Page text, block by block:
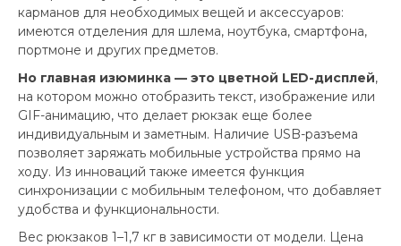
карманов для необходимых вещей и аксессуаров:
имеются отделения для шлема, ноутбука, смартфона,
портмоне и других предметов.
Но главная изюминка — это цветной LED-дисплей,
на котором можно отобразить текст, изображение или
GIF-анимацию, что делает рюкзак еще более
индивидуальным и заметным. Наличие USB-разъема
позволяет заряжать мобильные устройства прямо на
ходу. Из инноваций также имеется функция
синхронизации с мобильным телефоном, что добавляет
удобства и функциональности.
Вес рюкзаков 1–1,7 кг в зависимости от модели. Цена